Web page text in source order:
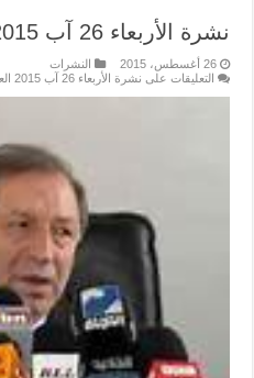
نشرة الأربعاء 26 آب 2015 العدد 2975
26 أغسطس، 2015
النشرات
التعليقات على نشرة الأربعاء 26 آب 2015 العدد 2975 مغلقة